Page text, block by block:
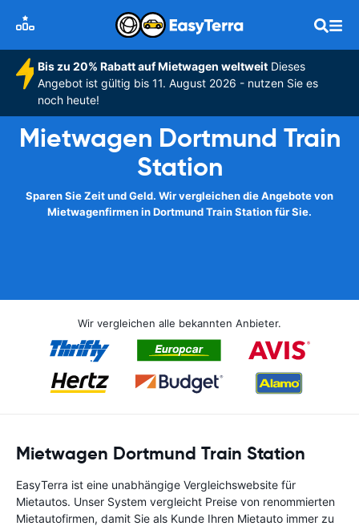
Bis zu 20% Rabatt auf Mietwagen weltweitDieses
Angebot ist gültig bis 11. August 2026 - nutzen Sie es
noch heute!
Mietwagen Dortmund Train
Station
Sparen Sie Zeit und Geld. Wir vergleichen die Angebote von
Mietwagenfirmen in Dortmund Train Station für Sie.
Wir vergleichen alle bekannten Anbieter.
Mietwagen Dortmund Train Station
EasyTerra ist eine unabhängige Vergleichswebsite für
Mietautos. Unser System vergleicht Preise von renommierten
Mietautofirmen, damit Sie als Kunde Ihren Mietauto immer zu